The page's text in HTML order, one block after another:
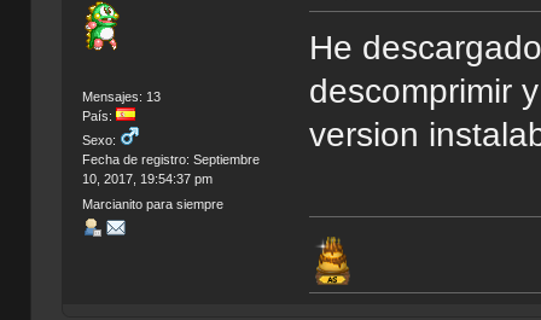
Mensajes: 13
País:
Sexo:
Fecha de registro: Septiembre
10, 2017, 19:54:37 pm
Marcianito para siempre
He
descomprimir
version